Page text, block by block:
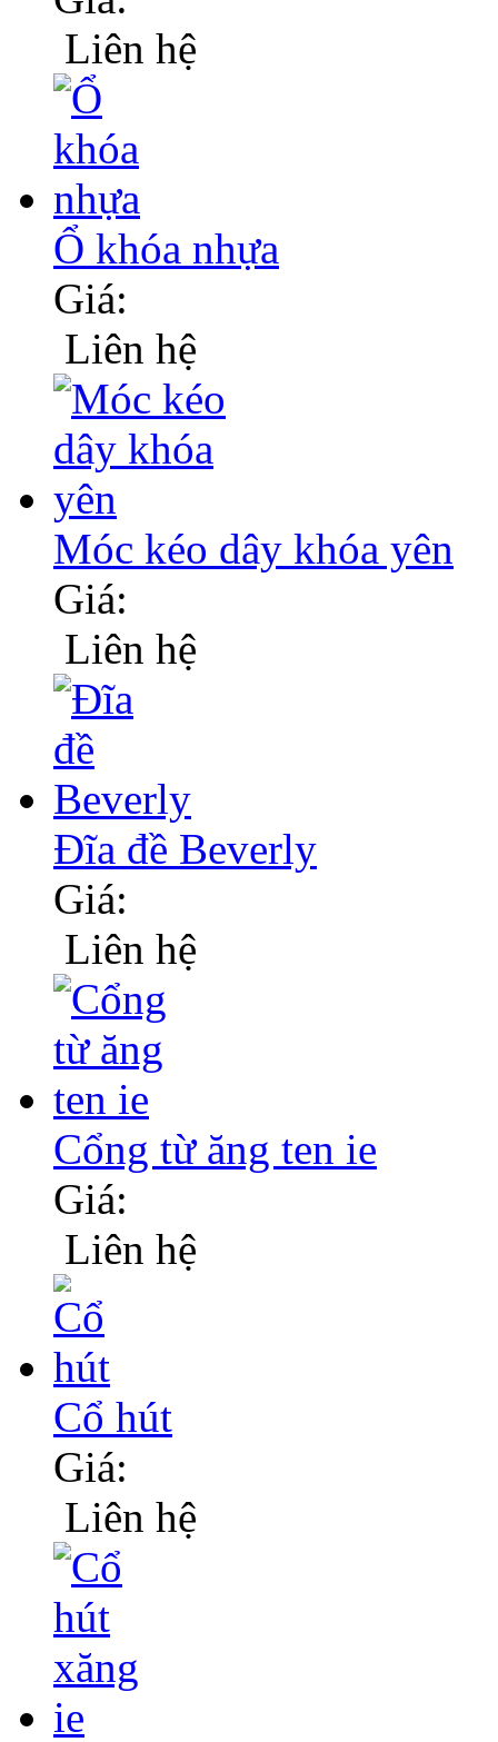
Liên hệ
Ổ khóa nhựa
Giá:
Liên hệ
Móc kéo dây khóa yên
Giá:
Liên hệ
Đĩa đề Beverly
Giá:
Liên hệ
Cổng từ ăng ten ie
Giá:
Liên hệ
Cổ hút
Giá:
Liên hệ